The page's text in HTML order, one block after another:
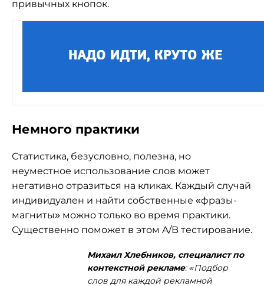
привычных кнопок.
Немного практики
Статистика, безусловно, полезна, но
неуместное использование слов может
негативно отразиться на кликах. Каждый случай
индивидуален и найти собственные «фразы-
магниты» можно только во время практики.
Существенно поможет в этом A/B тестирование.
Михаил Хлебников, специалист по
контекстной рекламе: «Подбор
слов для каждой рекламной